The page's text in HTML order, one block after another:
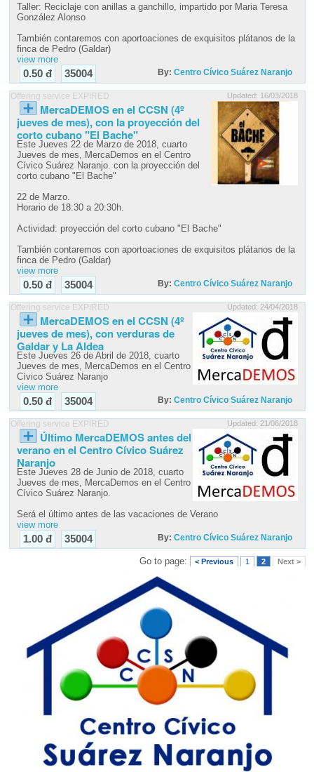
Taller: Reciclaje con anillas a ganchillo, impartido por Maria Teresa
González Alonso
También contaremos con aportoaciones de exquisitos plátanos de la
finca de Pedro (Galdar)
view more
0.50 đ 35004 By: Centro Cívico Suárez Naranjo
Offering service EXPIRED Updated: 16/03/2018
MercaDEMOS en el CCSN (4º
jueves de mes), con la proyección del
corto cubano "El Bache"
Este Jueves 22 de Marzo de 2018, cuarto
Jueves de mes, MercaDemos en el Centro
Cívico Suárez Naranjo. con la proyección del
corto cubano "El Bache"
22 de Marzo.
Horario de 18:30 a 20:30h.
Actividad: proyección del corto cubano "El Bache"
También contaremos con aportoaciones de exquisitos plátanos de la
finca de Pedro (Galdar)
view more
0.50 đ 35004 By: Centro Cívico Suárez Naranjo
Offering service EXPIRED Updated: 24/04/2018
MercaDEMOS en el CCSN (4º
jueves de mes), con verduras de
Galdar y La Aldea
Este Jueves 26 de Abril de 2018, cuarto
Jueves de mes, MercaDemos en el Centro
Cívico Suárez Naranjo
view more
0.50 đ 35004 By: Centro Cívico Suárez Naranjo
Offering service EXPIRED Updated: 21/06/2018
Último MercaDEMOS antes del
verano en el Centro Cívico Suárez
Naranjo
Este Jueves 28 de Junio de 2018, cuarto
Jueves de mes, MercaDemos en el Centro
Cívico Suárez Naranjo.
Será el último antes de las vacaciones de Verano
view more
1.00 đ 35004 By: Centro Cívico Suárez Naranjo
Go to page: < Previous 1 2 Next >